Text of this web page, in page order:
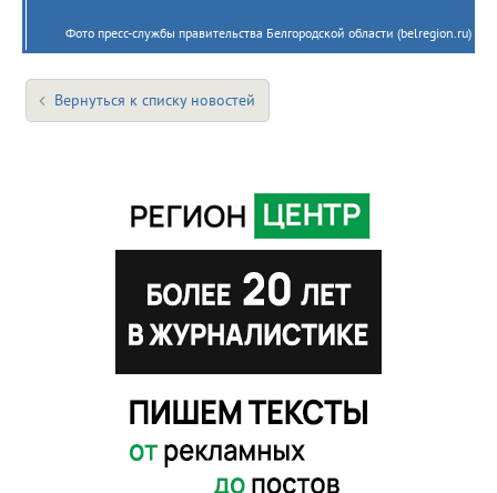
Фото пресс-службы правительства Белгородской области (belregion.ru)
Вернуться к списку новостей